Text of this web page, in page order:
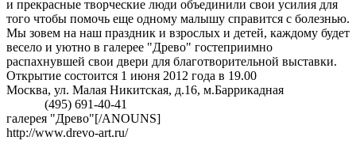
и прекрасные творческие люди объединили свои усилия для
того чтобы помочь еще одному малышу справится с болезнью.
Мы зовем на наш праздник и взрослых и детей, каждому будет
весело и уютно в галерее "Древо" гостеприимно
распахнувшей свои двери для благотворительной выставки.
Открытие состоится 1 июня 2012 года в 19.00
Москва, ул. Малая Никитская, д.16, м.Баррикадная
(495) 691-40-41
галерея "Древо"[/ANOUNS]
http://www.drevo-art.ru/